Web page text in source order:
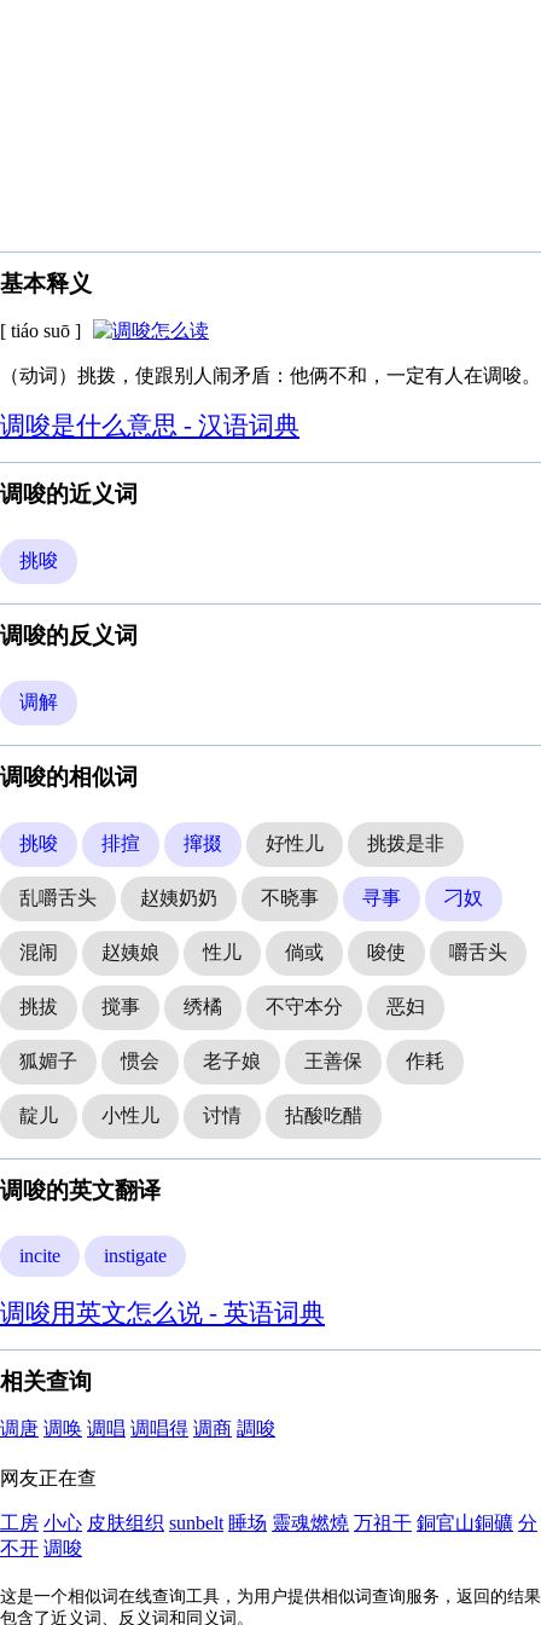
基本释义
[ tiáo suō ]
（动词）挑拨，使跟别人闹矛盾：他俩不和，一定有人在调唆。
调唆是什么意思 - 汉语词典
调唆的近义词
挑唆
调唆的反义词
调解
调唆的相似词
挑唆 排揎 撺掇 好性儿 挑拨是非
乱嚼舌头 赵姨奶奶 不晓事 寻事 刁奴
混闹 赵姨娘 性儿 倘或 唆使 嚼舌头
挑拔 搅事 绣橘 不守本分 恶妇
狐媚子 惯会 老子娘 王善保 作耗
靛儿 小性儿 讨情 拈酸吃醋
调唆的英文翻译
incite instigate
调唆用英文怎么说 - 英语词典
相关查询
调唐 调唤 调唱 调唱得 调商 調唆
网友正在查
工房 小心 皮肤组织 sunbelt 睡场 靈魂燃燒 万祖干 銅官山銅礦 分
不开 调唆
这是一个相似词在线查询工具，为用户提供相似词查询服务，返回的结果
包含了近义词、反义词和同义词。